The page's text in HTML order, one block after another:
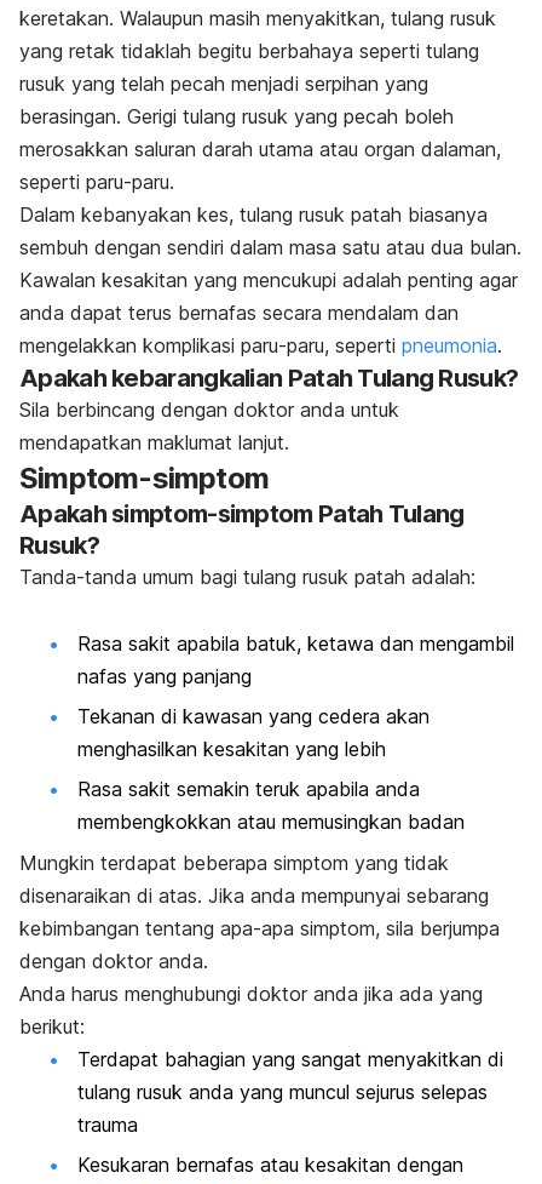
keretakan. Walaupun masih menyakitkan, tulang rusuk
yang retak tidaklah begitu berbahaya seperti tulang
rusuk yang telah pecah menjadi serpihan yang
berasingan. Gerigi tulang rusuk yang pecah boleh
merosakkan saluran darah utama atau organ dalaman,
seperti paru-paru.
Dalam kebanyakan kes, tulang rusuk patah biasanya
sembuh dengan sendiri dalam masa satu atau dua bulan.
Kawalan kesakitan yang mencukupi adalah penting agar
anda dapat terus bernafas secara mendalam dan
mengelakkan komplikasi paru-paru, seperti pneumonia.
Apakah kebarangkalian Patah Tulang Rusuk?
Sila berbincang dengan doktor anda untuk
mendapatkan maklumat lanjut.
Simptom-simptom
Apakah simptom-simptom Patah Tulang
Rusuk?
Tanda-tanda umum bagi tulang rusuk patah adalah:
Rasa sakit apabila batuk, ketawa dan mengambil
nafas yang panjang
Tekanan di kawasan yang cedera akan
menghasilkan kesakitan yang lebih
Rasa sakit semakin teruk apabila anda
membengkokkan atau memusingkan badan
Mungkin terdapat beberapa simptom yang tidak
disenaraikan di atas. Jika anda mempunyai sebarang
kebimbangan tentang apa-apa simptom, sila berjumpa
dengan doktor anda.
Anda harus menghubungi doktor anda jika ada yang
berikut:
Terdapat bahagian yang sangat menyakitkan di
tulang rusuk anda yang muncul sejurus selepas
trauma
Kesukaran bernafas atau kesakitan dengan